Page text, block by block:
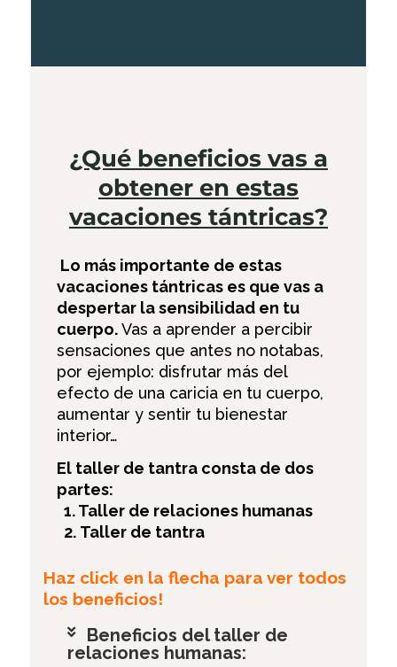
¿Qué beneficios vas a
obtener en estas
vacaciones tántricas?
Lo más importante de estas
vacaciones tántricas es que vas a
despertar la sensibilidad en tu
cuerpo.Vas a aprender a percibir
sensaciones que antes no notabas,
por ejemplo: disfrutar más del
efecto de una caricia en tu cuerpo,
aumentar y sentir tu bienestar
interior…
El taller de tantra consta de dos
partes:
1. Taller de relaciones humanas
2. Taller de tantra
Haz click en la flecha para ver todos
los beneficios!
Beneficios del taller de
relaciones humanas: